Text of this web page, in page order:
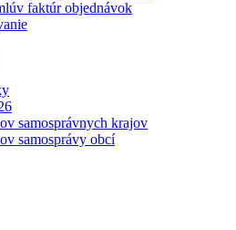
faktúr objednávok
samosprávnych krajov
samosprávy obcí